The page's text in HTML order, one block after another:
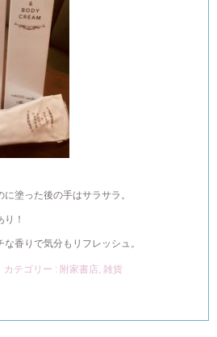
塗った後の手はサラサラ。
！
香りで気分もリフレッシュ。
カテゴリー : 附家書店, 雑貨